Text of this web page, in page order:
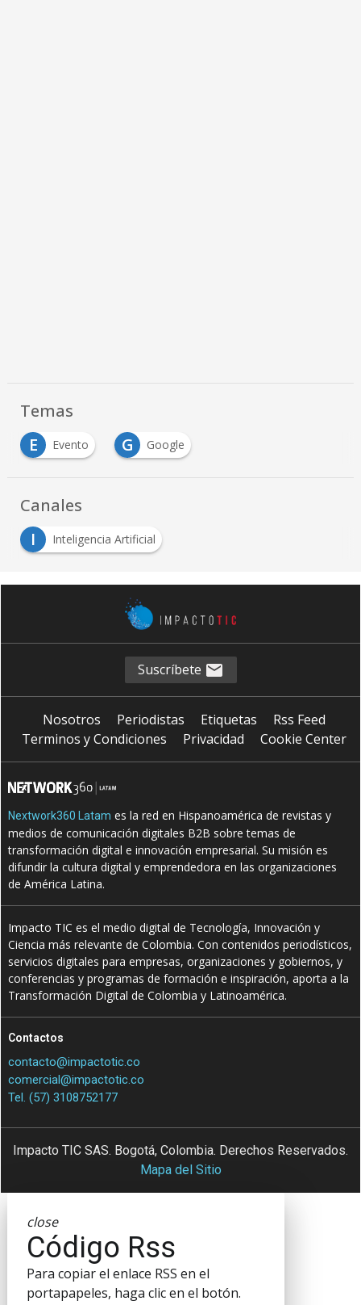
Temas
E
Evento G Google
Canales
I
Inteligencia Artificial
Suscríbete
Nosotros Periodistas Etiquetas
Rss Feed
Terminos y Condiciones
Privacidad Cookie Center
Nextwork360 Latam es la red en Hispanoamérica de revistas y
medios de comunicación digitales B2B sobre temas de
transformación digital e innovación empresarial. Su misión es
difundir la cultura digital y emprendedora en las organizaciones
de América Latina.
Impacto TIC es el medio digital de Tecnología, Innovación y
Ciencia más relevante de Colombia. Con contenidos periodísticos,
servicios digitales para empresas, organizaciones y gobiernos, y
conferencias y programas de formación e inspiración, aporta a la
Transformación Digital de Colombia y Latinoamérica.
Contactos
contacto@impactotic.co
comercial@impactotic.co
Tel. (57) 3108752177
Impacto TIC SAS. Bogotá, Colombia. Derechos Reservados.
Mapa del Sitio
close
Código Rss
Para copiar el enlace RSS en el
portapapeles, haga clic en el botón.